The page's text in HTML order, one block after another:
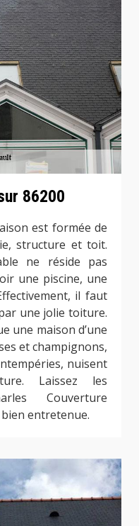
86200
est formée de
structure et toit.
ne réside pas
une piscine, une
il faut
une jolie toiture.
une maison d’une
et champignons,
nuisent
Laissez les
Couverture
entretenue.